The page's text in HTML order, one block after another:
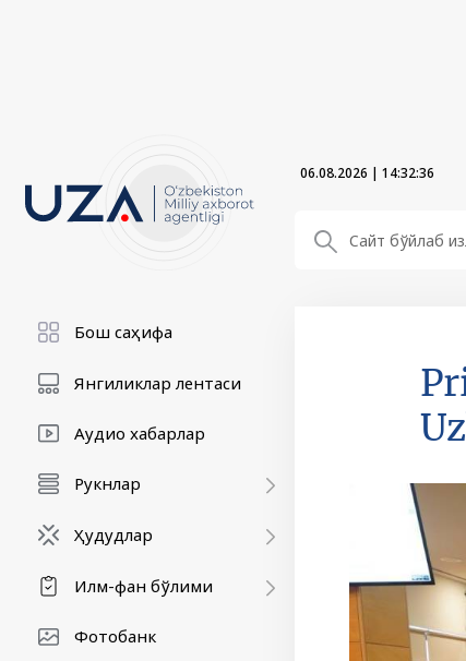
06.08.2026 | 14:32:38
Бош саҳифа
Янгиликлар лентаси
Аудио хабарлар
Рукнлар
Ҳудудлар
Илм-фан бўлими
Фотобанк